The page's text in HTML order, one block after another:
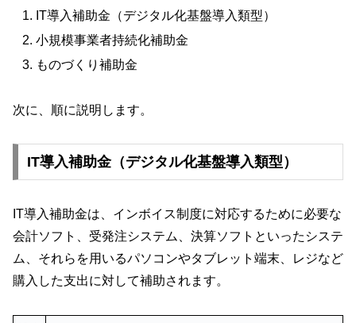
IT導入補助金（デジタル化基盤導入類型）
小規模事業者持続化補助金
ものづくり補助金
次に、順に説明します。
IT導入補助金（デジタル化基盤導入類型）
IT導入補助金は、インボイス制度に対応するために必要な
会計ソフト、受発注システム、決算ソフトといったシステ
ム、それらを用いるパソコンやタブレット端末、レジなど
購入した支出に対して補助されます。